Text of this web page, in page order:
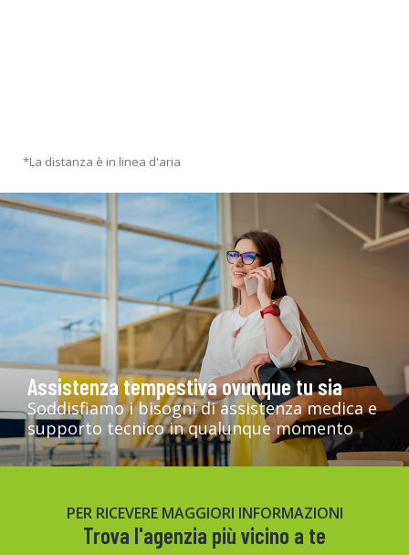
*La distanza è in linea d'aria
Assistenza tempestiva ovunque tu sia
Soddisfiamo i bisogni di assistenza medica e
supporto tecnico in qualunque momento
PER RICEVERE MAGGIORI INFORMAZIONI
Trova l'agenzia più vicino a te